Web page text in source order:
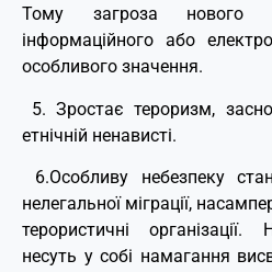
Тому загроза нового
інформаційного або
особливого значення.
5. Зростає тероризм,
етнічній ненависті.
6.Особливу небезпеку
нелегальної міграції,
терористичні організації.
несуть у собі намагання